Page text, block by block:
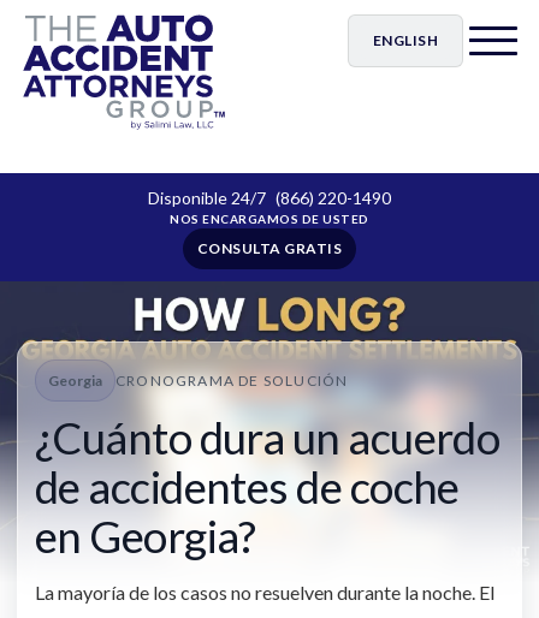
ENGLISH
Disponible 24/7 (866) 220-1490
CONSULTA GRATIS
Georgia CRONOGRAMA DE SOLUCIÓN
¿Cuánto dura un acuerdo
de accidentes de coche
en Georgia?
La mayoría de los casos no resuelven durante la noche. El